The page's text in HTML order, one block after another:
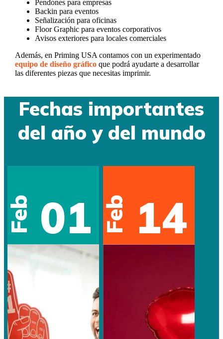
Pendones para empresas
Backin para eventos
Señalización para oficinas
Floor Graphic para eventos corporativos
Avisos exteriores para locales comerciales
Además, en Priming USA contamos con un experimentado
equipo de diseño gráficoque podrá ayudarte a desarrollar
las diferentes piezas que necesitas imprimir.
Fechas importantes
del año y del mundo
Feb 01 Feb 14